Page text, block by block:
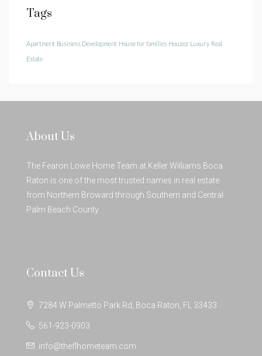
Tags
Apartment Business Development House for families Houzez Luxury Real
Estate
About Us
The Fearon Lowe Home Team at Keller Williams Boca
Raton is one of the most trusted names in real estate
from Northern Broward through Southern and Central
Palm Beach County.
Contact Us
7284 W Palmetto Park Rd, Boca Raton, FL 33433
561-923-0903
info@theflhometeam.com